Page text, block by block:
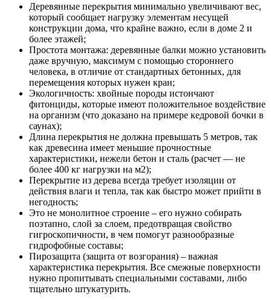
Деревянные перекрытия минимально увеличивают вес,
который сообщает нагрузку элементам несущей
конструкции дома, что крайне важно, если в доме 2 и
более этажей;
Простота монтажа: деревянные балки можно установить
даже вручную, максимум с помощью стороннего
человека, в отличие от стандартных бетонных, для
перемещения которых нужен кран;
Экологичность: хвойные породы истончают
фитонциды, которые имеют положительное воздействие
на организм (что доказано на примере кедровой бочки в
саунах);
Длина перекрытия не должна превышать 5 метров, так
как древесина имеет меньшие прочностные
характеристики, нежели бетон и сталь (расчет — не
более 400 кг нагрузки на м2);
Перекрытие из дерева всегда требует изоляции от
действия влаги и тепла, так как быстро может прийти в
негодность;
Это не монолитное строение – его нужно собирать
поэтапно, слой за слоем, предотвращая свойство
гигроскопичности, в чем помогут разнообразные
гидрофобные составы;
Пирозащита (защита от возгорания) – важная
характеристика перекрытия. Все смежные поверхности
нужно пропитывать специальными составами, либо
тщательно штукатурить.